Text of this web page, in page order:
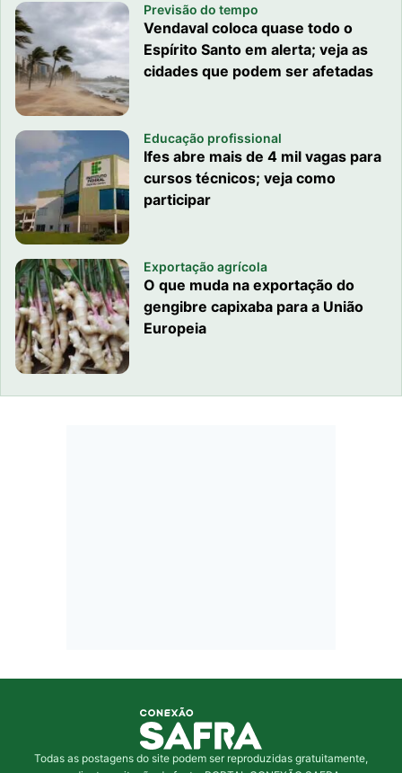
Previsão do tempo
Vendaval coloca quase todo o
Espírito Santo em alerta; veja as
cidades que podem ser afetadas
Educação profissional
Ifes abre mais de 4 mil vagas para
cursos técnicos; veja como
participar
Exportação agrícola
O que muda na exportação do
gengibre capixaba para a União
Europeia
Todas as postagens do site podem ser reproduzidas gratuitamente,